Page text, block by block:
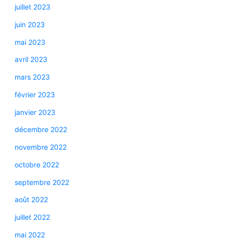
juillet 2023
juin 2023
mai 2023
avril 2023
mars 2023
février 2023
janvier 2023
décembre 2022
novembre 2022
octobre 2022
septembre 2022
août 2022
juillet 2022
mai 2022